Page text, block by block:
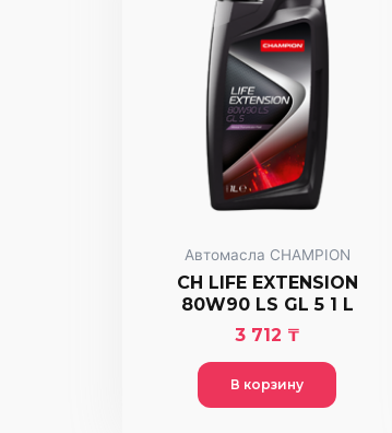
Автомасла CHAMPION
CH LIFE EXTENSION
80W90 LS GL 5 1 L
3 712 ₸
В корзину